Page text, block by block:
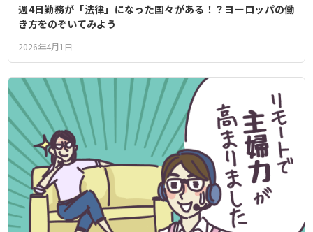
週4日勤務が「法律」になった国々がある！？ヨーロッパの働
き方をのぞいてみよう
2026年4月1日